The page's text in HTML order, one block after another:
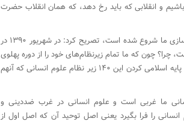
و انقلابی که باید رخ دهد، که همان انقلاب حضرت
این کارشناس مسائل استراتژیک با بیان اینکه امروز دوره نظام‌سازی ما شروع شده است، تصریح کرد: در شهریور ۱۳۹۰ در
چرا؟ چون که ما تمام زیرنظام‌های خود را از دوره پهلوی
گرفته‌ایم و همه ۱۴۰ زیرنظام هنوز بومی و اسلامی نشده است، پایه اسلامی کردن این ۱۴۰ زیر نظام علوم انسانی که آنهم
ما غربی است و علوم انسانی در غرب ضددینی و
را فرا بگیرد یعنی اصل توحید آن که اصل اول از